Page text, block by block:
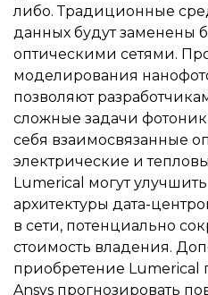
либо. Традиционные
данных будут заменены
оптическими сетями.
моделирования
позволяют
сложные задачи
себя взаимосвязанные
электрические и
Lumerical могут
архитектуры дата-
в сети, потенциально
стоимость владения.
приобретение Lumerical
Ansys прогнозировать